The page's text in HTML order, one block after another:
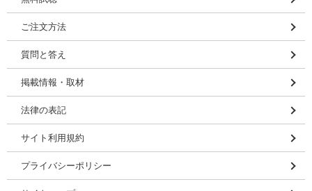
ご注文方法
質問と答え
掲載情報・取材
法律の表記
サイト利用規約
プライバシーポリシー